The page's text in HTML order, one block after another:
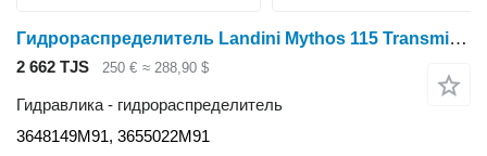
Гидрораспределитель Landini Mythos 115 Transmission Hydraulic Valve Block 3648149m91, 365502 3648149M91 для трактора колесного
2 662 TJS 250 € ≈ 288,90 $
Гидравлика - гидрораспределитель
3648149M91, 3655022M91